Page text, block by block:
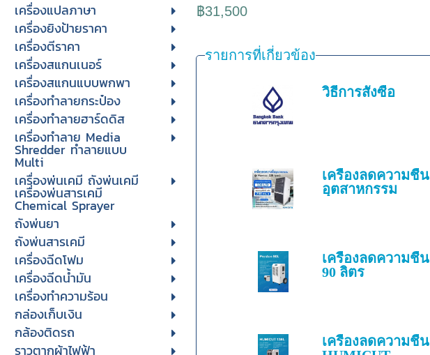
เครื่องแปลภาษา
เครื่องยิงป้ายราคา
เครื่องตีราคา
เครื่องสแกนเนอร์
เครื่องสแกนแบบพกพา
เครื่องทำลายกระป๋อง
เครื่องทำลายฮาร์ดดิส
เครื่องทำลาย Media
Shredder ทำลายแบบ
Multi
เครื่องพ่นเคมี ถังพ่นเคมี
เครื่องพ่นสารเคมี
Chemical Sprayer
ถังพ่นยา
ถังพ่นสารเคมี
เครื่องฉีดโฟม
เครื่องฉีดน้ำมัน
เครื่องทำความร้อน
กล่องเก็บเงิน
กล้องติดรถ
ราวตากผ้าไฟฟ้า
฿31,500
รายการที่เกี่ยวข้อง
วิธีการสั่งซื้อ
เครื่องลดความชื้น
อุตสาหกรรม
เครื่องลดความชื้น
90 ลิตร
เครื่องลดความชื้น